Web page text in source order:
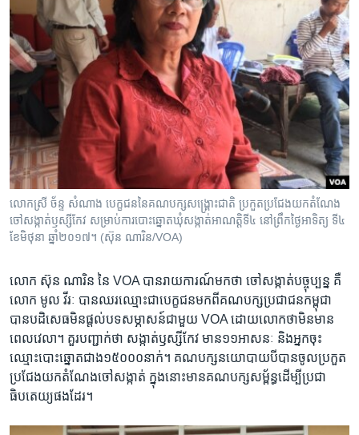
លោកស្រី ច័ន្ទ សំណាង បេក្ខជន​នៃ​គណបក្ស​សង្គ្រោះជាតិ ប្រកួត​ប្រជែង​យក​តំណែង​
ចៅសង្កាត់​ឫស្សីកែវ សម្រាប់​ការ​បោះឆ្នោត​ឃុំសង្កាត់​អាណត្តិ​ទី៤ នៅ​ព្រឹក​ថ្ងៃអាទិត្យ ទី៤
ខែមិថុនា ឆ្នាំ២០១៧។ (ស៊ុន ណារិន/VOA)
លោក ស៊ុន ណារិន នៃ VOA បាន​រាយការណ៍​មក​ថា ចៅសង្កាត់​បច្ចុប្បន្ន គឺ​
លោក មូល វីរៈ បាន​ឈរ​ឈ្មោះ​ជាបេក្ខ​ជន​មកពី​គណបក្ស​ប្រជាជនកម្ពុជា
បាន​បដិសេធ​មិន​ផ្តល់​បទសម្ភាសន៍​ជាមួយ​ VOA ដោយ​លោកថា​មិន​មាន​
ពេល​វេលា។ គួរបញ្ជាក់ថា​ សង្កាត់​ឫស្សីកែវ មាន​១១អាសនៈ និង​អ្នកចុះ​
ឈ្មោះ​បោះឆ្នោត​ជាង​១៥០០០នាក់។ គណបក្ស​នយោបាយ​បី​បាន​ចូល​ប្រកួត​
ប្រជែង​យក​តំណែង​ចៅសង្កាត់ ក្នុង​នោះ​មាន​គណបក្សសម្ព័ន្ធ​ដើម្បី​ប្រជា
ធិបតេយ្យ​ផងដែរ។